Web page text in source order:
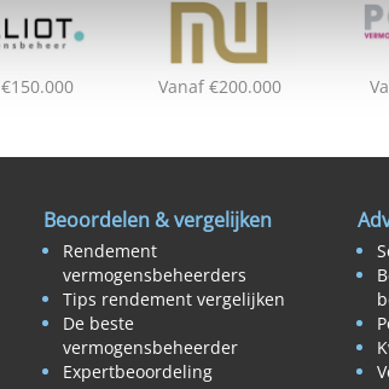
Vanaf €200.000
Beoordelen & vergelijken
Rendement
vermogensbeheerders
Tips rendement vergelijken
De beste
vermogensbeheerder
Expertbeoordeling